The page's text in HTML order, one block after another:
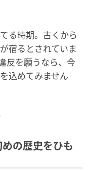
る時期。古くから
宿るとされていま
反を願うなら、今
込めてみません
の歴史をひも